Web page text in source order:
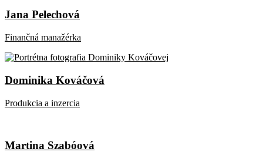
Jana Pelechová
Finančná manažérka
Dominika Kováčová
Produkcia a inzercia
Martina Szabóová